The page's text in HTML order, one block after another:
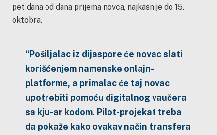
pet dana od dana prijema novca, najkasnije do 15.
oktobra.
“Pošiljalac iz dijaspore će novac slati
korišćenjem namenske onlajn-
platforme, a primalac će taj novac
upotrebiti pomoću digitalnog vaučera
sa kju-ar kodom. Pilot-projekat treba
da pokaže kako ovakav način transfera